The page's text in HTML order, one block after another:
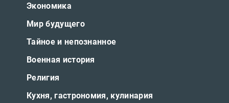
Экономика
Мир будущего
Тайное и непознанное
Военная история
Религия
Кухня, гастрономия, кулинария